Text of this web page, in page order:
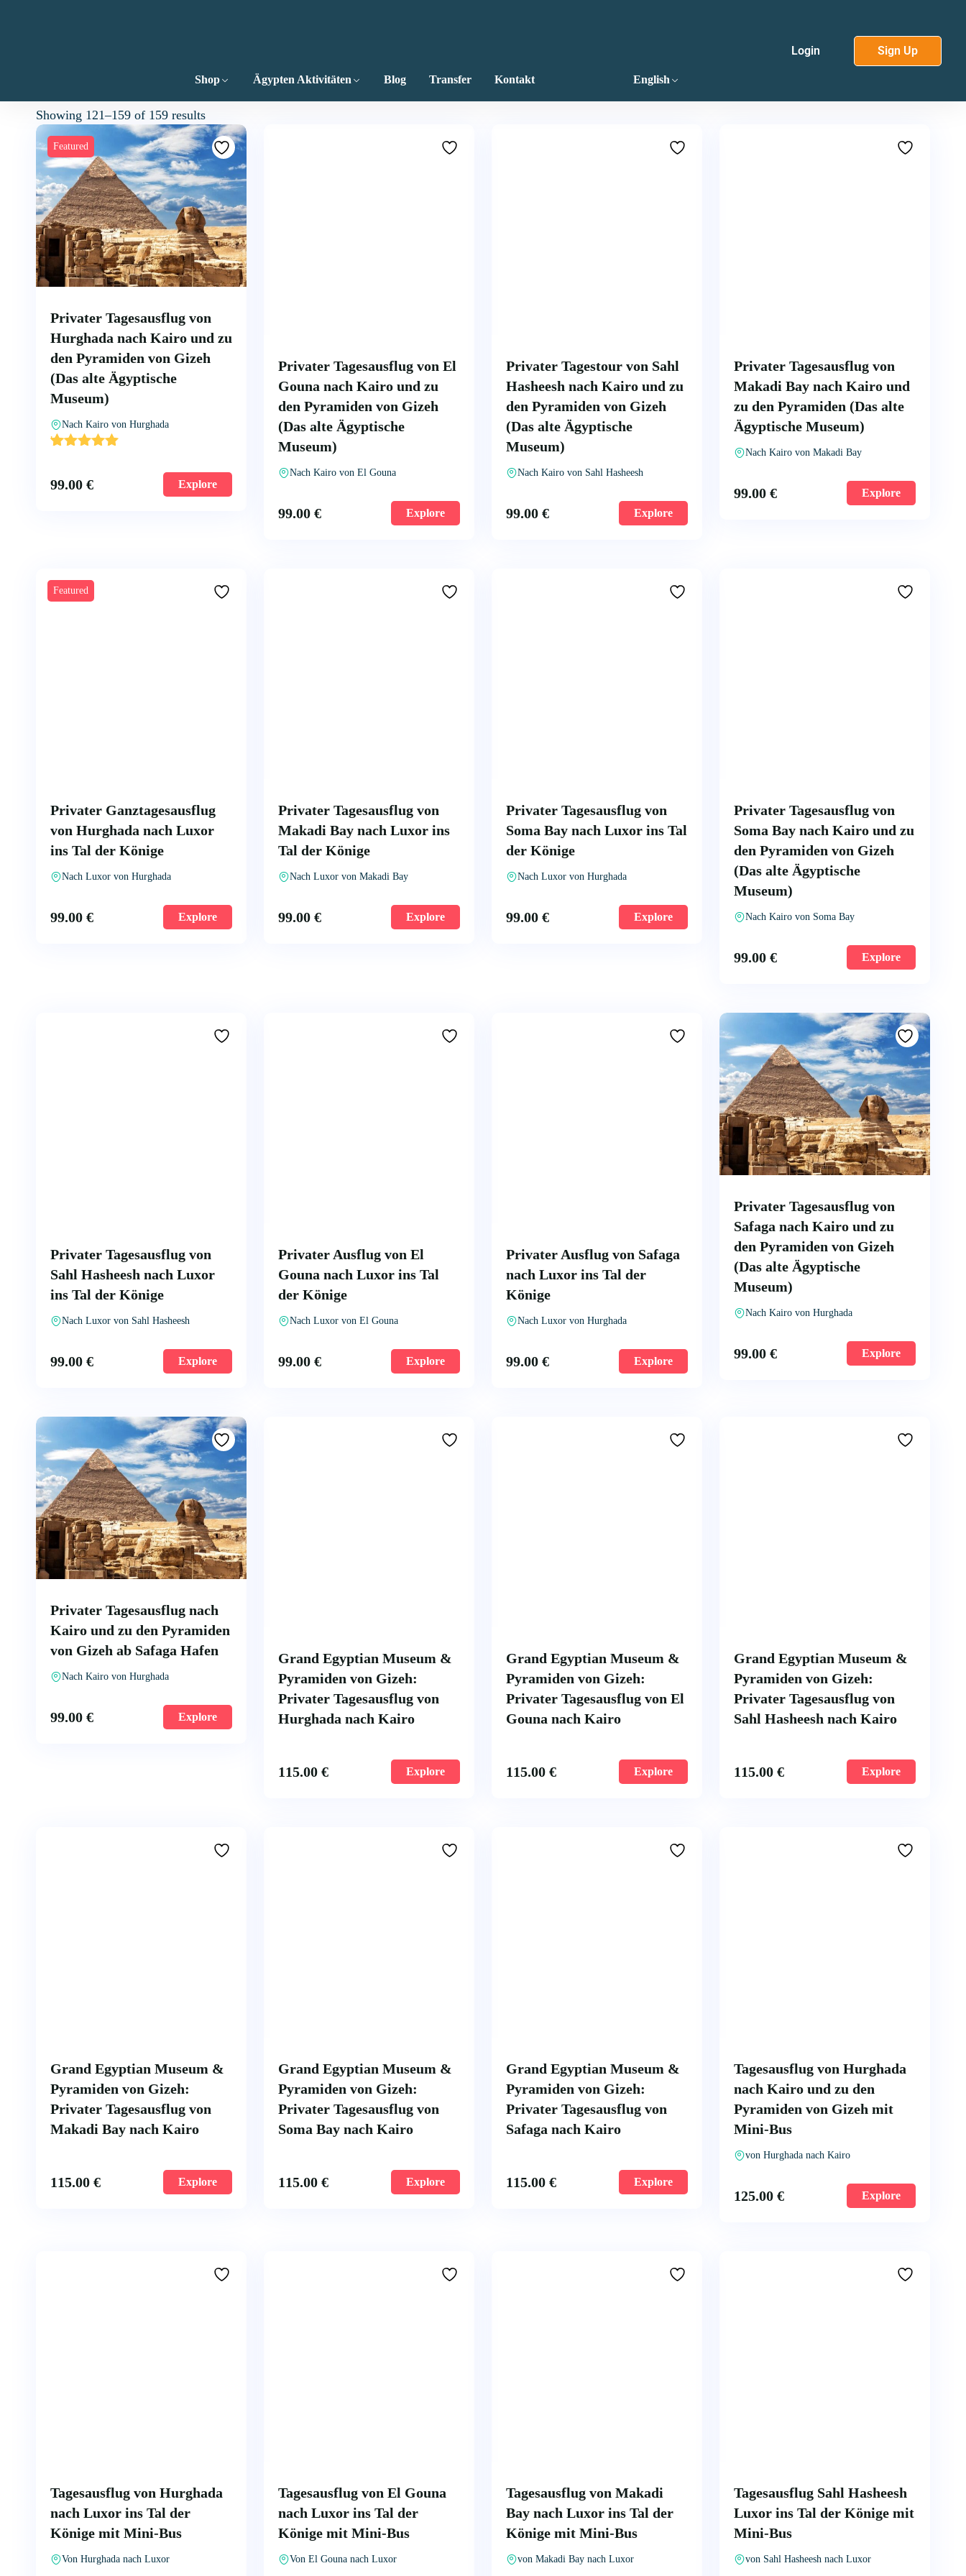
Shop Ägypten Aktivitäten Blog Transfer Kontakt English
Login Sign Up
Showing 121–159 of 159 results
Featured
Privater Tagesausflug von
Hurghada nach Kairo und zu
den Pyramiden von Gizeh
(Das alte Ägyptische
Museum)
Nach Kairo von Hurghada
'
99.00 € Explore
Privater Tagesausflug von El
Gouna nach Kairo und zu
den Pyramiden von Gizeh
(Das alte Ägyptische
Museum)
Nach Kairo von El Gouna
99.00 € Explore
Privater Tagestour von Sahl
Hasheesh nach Kairo und zu
den Pyramiden von Gizeh
(Das alte Ägyptische
Museum)
Nach Kairo von Sahl Hasheesh
99.00 € Explore
Privater Tagesausflug von
Makadi Bay nach Kairo und
zu den Pyramiden (Das alte
Ägyptische Museum)
Nach Kairo von Makadi Bay
99.00 € Explore
Featured
Privater Ganztagesausflug
von Hurghada nach Luxor
ins Tal der Könige
Nach Luxor von Hurghada
99.00 € Explore
Privater Tagesausflug von
Makadi Bay nach Luxor ins
Tal der Könige
Nach Luxor von Makadi Bay
99.00 € Explore
Privater Tagesausflug von
Soma Bay nach Luxor ins Tal
der Könige
Nach Luxor von Hurghada
99.00 € Explore
Privater Tagesausflug von
Soma Bay nach Kairo und zu
den Pyramiden von Gizeh
(Das alte Ägyptische
Museum)
Nach Kairo von Soma Bay
99.00 € Explore
Privater Tagesausflug von
Sahl Hasheesh nach Luxor
ins Tal der Könige
Nach Luxor von Sahl Hasheesh
99.00 € Explore
Privater Ausflug von El
Gouna nach Luxor ins Tal
der Könige
Nach Luxor von El Gouna
99.00 € Explore
Privater Ausflug von Safaga
nach Luxor ins Tal der
Könige
Nach Luxor von Hurghada
99.00 € Explore
Privater Tagesausflug von
Safaga nach Kairo und zu
den Pyramiden von Gizeh
(Das alte Ägyptische
Museum)
Nach Kairo von Hurghada
99.00 € Explore
Privater Tagesausflug nach
Kairo und zu den Pyramiden
von Gizeh ab Safaga Hafen
Nach Kairo von Hurghada
99.00 € Explore
Grand Egyptian Museum &
Pyramiden von Gizeh:
Privater Tagesausflug von
Hurghada nach Kairo
115.00 € Explore
Grand Egyptian Museum &
Pyramiden von Gizeh:
Privater Tagesausflug von El
Gouna nach Kairo
115.00 € Explore
Grand Egyptian Museum &
Pyramiden von Gizeh:
Privater Tagesausflug von
Sahl Hasheesh nach Kairo
115.00 € Explore
Grand Egyptian Museum &
Pyramiden von Gizeh:
Privater Tagesausflug von
Makadi Bay nach Kairo
115.00 € Explore
Grand Egyptian Museum &
Pyramiden von Gizeh:
Privater Tagesausflug von
Soma Bay nach Kairo
115.00 € Explore
Grand Egyptian Museum &
Pyramiden von Gizeh:
Privater Tagesausflug von
Safaga nach Kairo
115.00 € Explore
Tagesausflug von Hurghada
nach Kairo und zu den
Pyramiden von Gizeh mit
Mini-Bus
von Hurghada nach Kairo
125.00 € Explore
Tagesausflug von Hurghada
nach Luxor ins Tal der
Könige mit Mini-Bus
Von Hurghada nach Luxor
Tagesausflug von El Gouna
nach Luxor ins Tal der
Könige mit Mini-Bus
Von El Gouna nach Luxor
Tagesausflug von Makadi
Bay nach Luxor ins Tal der
Könige mit Mini-Bus
von Makadi Bay nach Luxor
Tagesausflug Sahl Hasheesh
Luxor ins Tal der Könige mit
Mini-Bus
von Sahl Hasheesh nach Luxor